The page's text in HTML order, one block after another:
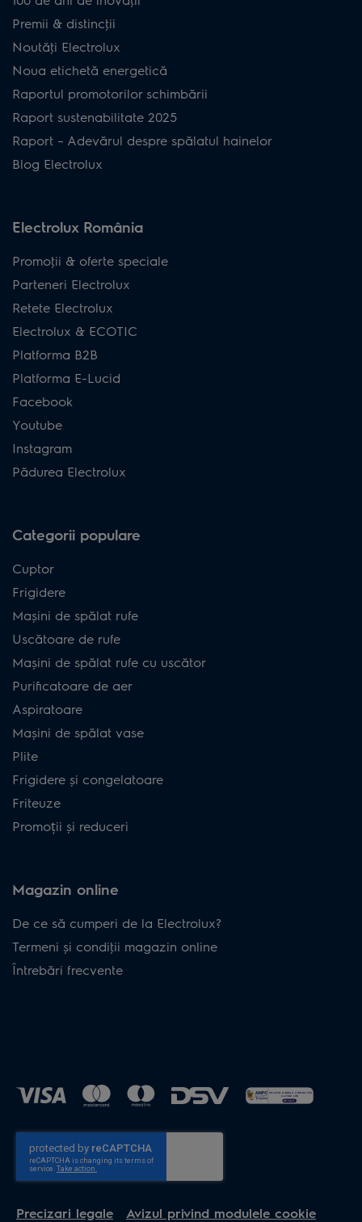
Premii & distincţii
Noutăţi Electrolux
Noua etichetă energetică
Raportul promotorilor schimbării
Raport sustenabilitate 2025
Raport – Adevărul despre spălatul hainelor
Blog Electrolux
Electrolux România
Promoţii & oferte speciale
Parteneri Electrolux
Retete Electrolux
Electrolux & ECOTIC
Platforma B2B
Platforma E-Lucid
Facebook
Youtube
Instagram
Pădurea Electrolux
Categorii populare
Cuptor
Frigidere
Mașini de spălat rufe
Uscătoare de rufe
Mașini de spălat rufe cu uscător
Purificatoare de aer
Aspiratoare
Mașini de spălat vase
Plite
Frigidere și congelatoare
Friteuze
Promoții și reduceri
Magazin online
De ce să cumperi de la Electrolux?
Termeni și condiţii magazin online
Întrebări frecvente
Precizari legale Avizul privind modulele cookie